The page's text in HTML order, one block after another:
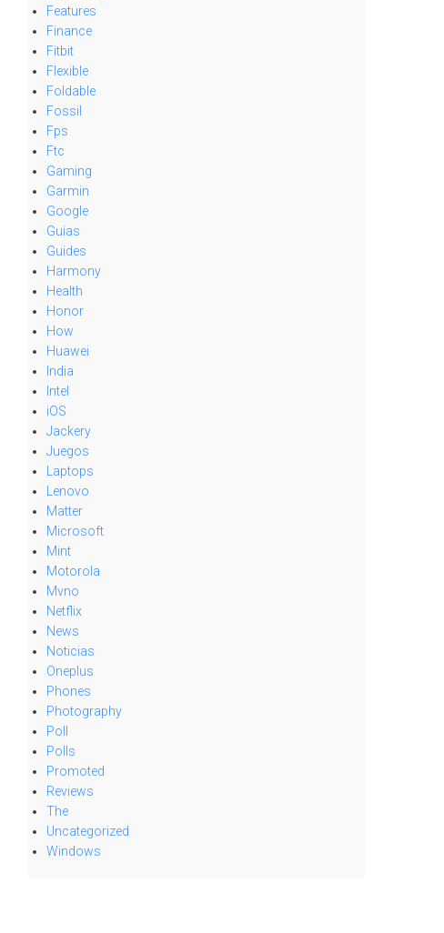
Features
Finance
Fitbit
Flexible
Foldable
Fossil
Fps
Ftc
Gaming
Garmin
Google
Guias
Guides
Harmony
Health
Honor
How
Huawei
India
Intel
iOS
Jackery
Juegos
Laptops
Lenovo
Matter
Microsoft
Mint
Motorola
Mvno
Netflix
News
Noticias
Oneplus
Phones
Photography
Poll
Polls
Promoted
Reviews
The
Uncategorized
Windows